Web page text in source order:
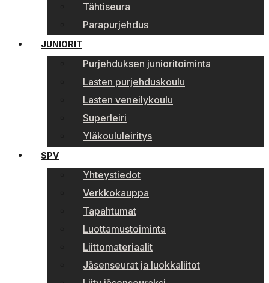
Tähtiseura
Parapurjehdus
JUNIORIT
Purjehduksen junioritoiminta
Lasten purjehduskoulu
Lasten veneilykoulu
Superleiri
Yläkoululeiritys
SPV
Yhteystiedot
Verkkokauppa
Tapahtumat
Luottamustoiminta
Liittomateriaalit
Jäsenseurat ja luokkaliitot